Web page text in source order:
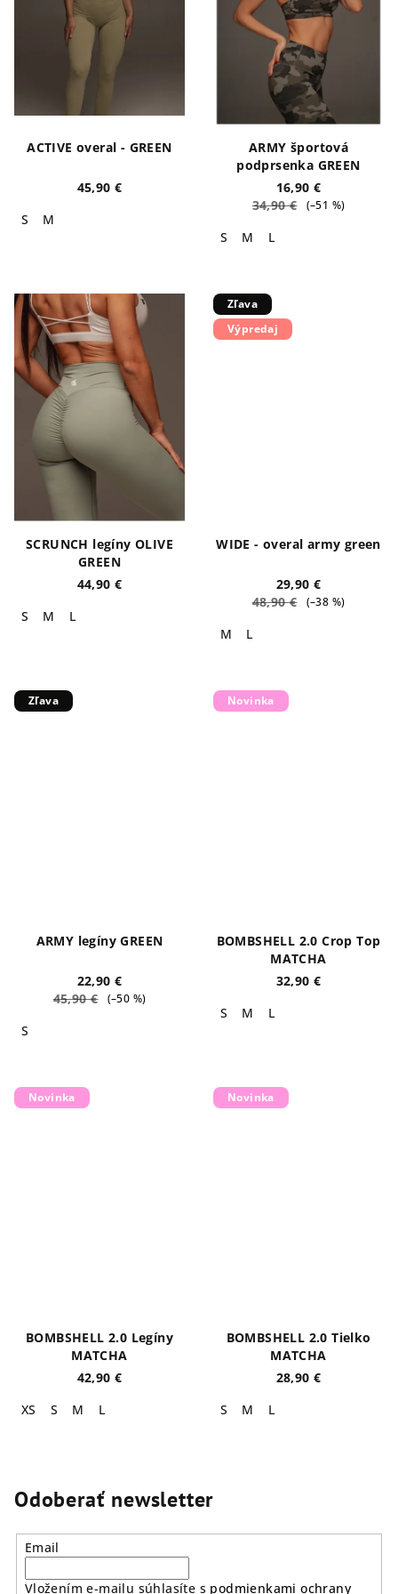
ACTIVE overal - GREEN
45,90 €
S
M
ARMY športová
podprsenka GREEN
16,90 €
34,90 €
(–51 %)
S M L
SCRUNCH legíny OLIVE
GREEN
44,90 €
S
M L
Zľava
Výpredaj
WIDE - overal army green
29,90 €
48,90 €
(–38 %)
M L
Zľava
ARMY legíny GREEN
22,90 €
45,90 €
(–50 %)
S
Novinka
BOMBSHELL 2.0 Crop Top
MATCHA
32,90 €
S
M L
Novinka
BOMBSHELL 2.0 Legíny
MATCHA
42,90 €
XS
S M L
Novinka
BOMBSHELL 2.0 Tielko
MATCHA
28,90 €
S
M L
Odoberať newsletter
Email
Vložením e-mailu súhlasíte s podmienkami ochrany